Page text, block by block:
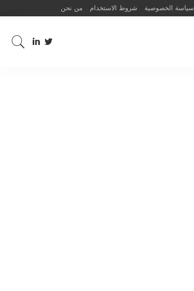
سياسة الخصوصية شروط الاستخدام من نحن